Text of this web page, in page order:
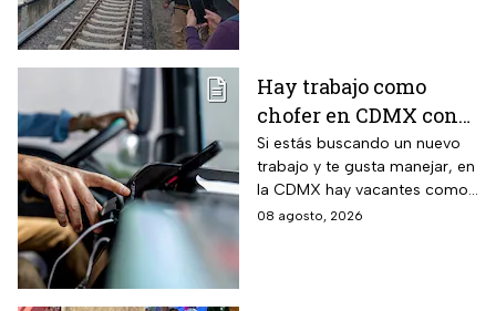
Hay trabajo como
chofer en CDMX con
sueldo de 13 mil 500
pesos; requisitos para
aplicar
Si estás buscando un nuevo
trabajo y te gusta manejar, en
la CDMX hay vacantes como
chofer y aquí te decimos
08 agosto, 2026